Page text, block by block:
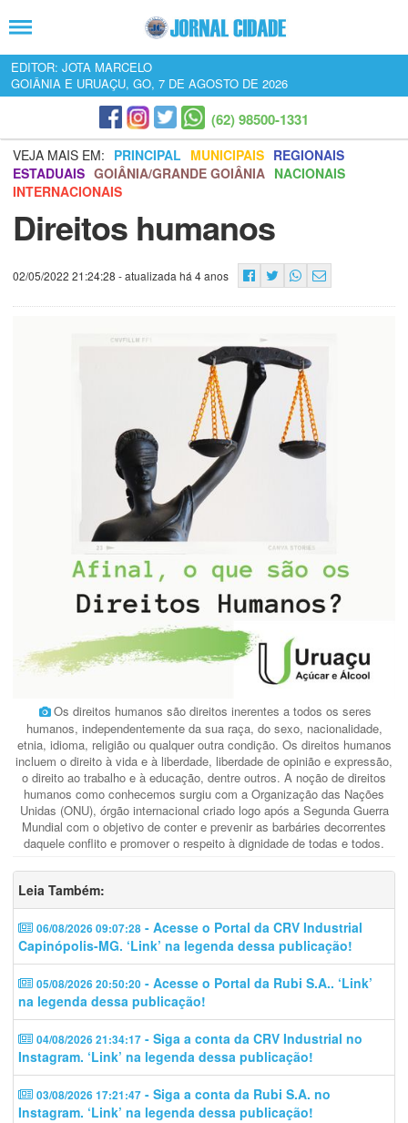
EDITOR: JOTA MARCELO
GOIÂNIA E URUAÇU, GO, 7 DE AGOSTO DE 2026
(62) 98500-1331
VEJA MAIS EM: PRINCIPAL MUNICIPAIS REGIONAIS
ESTADUAIS GOIÂNIA/GRANDE GOIÂNIA NACIONAIS
INTERNACIONAIS
Direitos humanos
02/05/2022 21:24:28 - atualizada há 4 anos
Os direitos humanos são direitos inerentes a todos os seres
humanos, independentemente da sua raça, do sexo, nacionalidade,
etnia, idioma, religião ou qualquer outra condição. Os direitos humanos
incluem o direito à vida e à liberdade, liberdade de opinião e expressão,
o direito ao trabalho e à educação, dentre outros. A noção de direitos
humanos como conhecemos surgiu com a Organização das Nações
Unidas (ONU), órgão internacional criado logo após a Segunda Guerra
Mundial com o objetivo de conter e prevenir as barbáries decorrentes
daquele conflito e promover o respeito à dignidade de todas e todos.
Leia Também:
06/08/2026 09:07:28 - Acesse o Portal da CRV Industrial
Capinópolis-MG. ‘Link’ na legenda dessa publicação!
05/08/2026 20:50:20 - Acesse o Portal da Rubi S.A.. ‘Link’
na legenda dessa publicação!
04/08/2026 21:34:17 - Siga a conta da CRV Industrial no
Instagram. ‘Link’ na legenda dessa publicação!
03/08/2026 17:21:47 - Siga a conta da Rubi S.A. no
Instagram. ‘Link’ na legenda dessa publicação!